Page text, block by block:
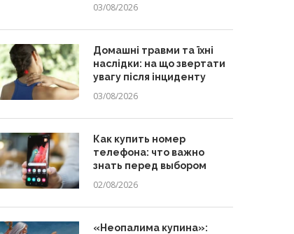
03/08/2026
Домашні травми та їхні
наслідки: на що звертати
увагу після інциденту
03/08/2026
Как купить номер
телефона: что важно
знать перед выбором
02/08/2026
«Неопалима купина»: